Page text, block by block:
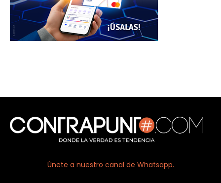
Únete a nuestro canal de Whatsapp.